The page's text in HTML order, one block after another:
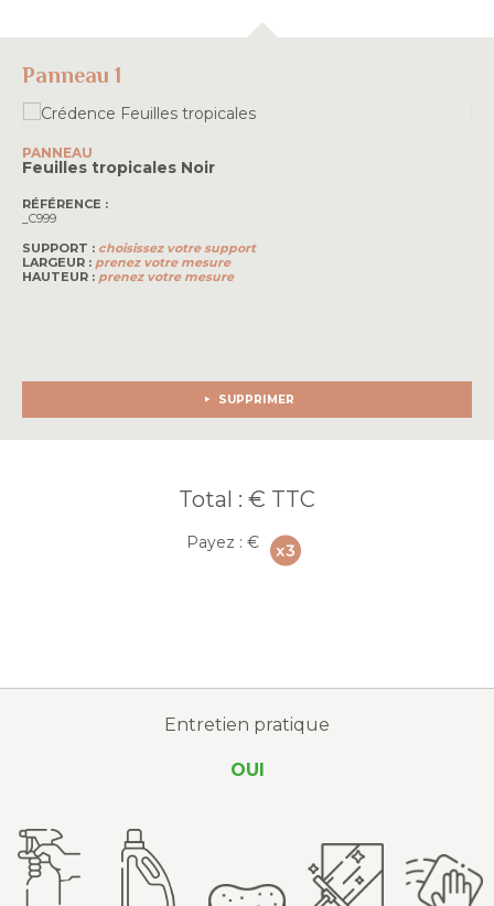
Panneau 1
PANNEAU
Feuilles tropicales Noir
RÉFÉRENCE :
_C999
SUPPORT : choisissez votre support
LARGEUR : prenez votre mesure
HAUTEUR : prenez votre mesure
SUPPRIMER
Total : € TTC
Payez :€
Entretien pratique
OUI